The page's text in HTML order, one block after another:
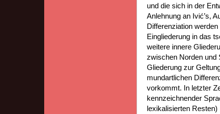
und die sich in der
Anlehnung an Ivić’s,
Differenziation
Eingliederung in das
weitere innere
zwischen Norden und
Gliederung zur
mundartlichen
vorkommt. In letzter
kennzeichnender
lexikalisierten